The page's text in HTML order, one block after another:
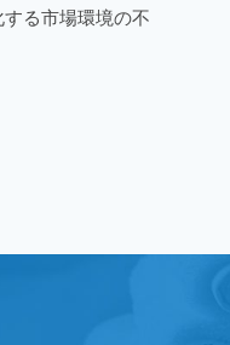
る市場環境の不